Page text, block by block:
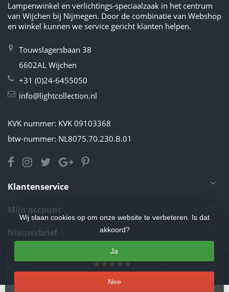
Lampenwinkel en verlichtings-speciaalzaak in het centrum
van Wijchen bij Nijmegen. Door de combinatie van Webshop
en winkel kunnen we service gericht klanten helpen.
Touwslagersbaan 38
6602AL Wijchen
+31 (0)24-6455050
info@lightcollection.nl
KVK nummer: KVK 09103368
btw-nummer: NL8075.70.230.B.01
Klantenservice
Mijn account
Nieuwsbrief
4.5/5sterren op basis van11beoordelingen.Lees 11 beoordelingen
Wij slaan cookies op om onze website te verbeteren. Is dat
akkoord?
Ja
Nee